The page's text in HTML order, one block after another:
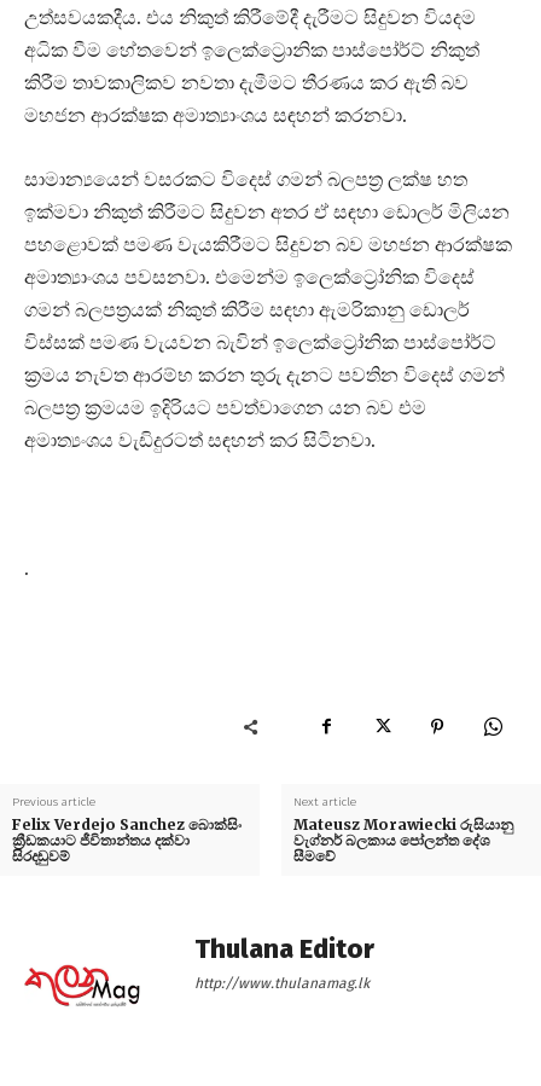
උත්සවයකදීය. එය නිකුත් කිරීමේදී දැරීමට සිදුවන වියදම
අධික වීම හේතවෙන් ඉලෙක්ට්‍රොනික පාස්පෝර්ට් නිකුත්
කිරීම තාවකාලිකව නවතා දැමීමට තීරණය කර ඇති බව
මහජන ආරක්ෂක අමාත්‍යාංශය සඳහන් කරනවා.
සාමාන්‍යයෙන් වසරකට විදෙස් ගමන් බලපත්‍ර ලක්ෂ හත
ඉක්මවා නිකුත් කිරීමට සිදුවන අතර ඒ සඳහා ඩොලර් මිලියන
පහළොවක් පමණ වැයකිරීමට සිදුවන බව මහජන ආරක්ෂක
අමාත්‍යාංශය පවසනවා. එමෙන්ම ඉලෙක්ට්‍රෝනික විදෙස්
ගමන් බලපත්‍රයක් නිකුත් කිරීම සඳහා ඇමරිකානු ඩොලර්
විස්සක් පමණ වැයවන බැවින් ඉලෙක්ට්‍රෝනික පාස්පෝර්ට්
ක්‍රමය නැවත ආරම්භ කරන තුරු දැනට පවතින විදෙස් ගමන්
බලපත්‍ර ක්‍රමයම ඉදිරියට පවත්වාගෙන යන බව එම
අමාත්‍යංශය වැඩිදුරටත් සඳහන් කර සිටිනවා.
.
Previous article
Felix Verdejo Sanchez බොක්සිං
ක්‍රීඩකයාට ජීවිතාන්තය දක්වා
සිරදඬුවම්
Next article
Mateusz Morawiecki රුසියානු
වැග්නර් බලකාය පෝලන්ත දේශ
සීමවේ
Thulana Editor
http://www.thulanamag.lk